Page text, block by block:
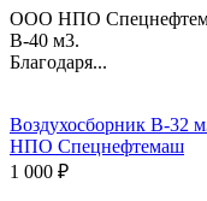
ООО НПО
В-40 м3.
Благодаря...
Воздухосборник В-32
НПО Спецнефтемаш
1 000 ₽